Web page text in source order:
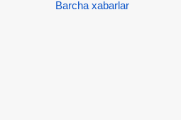
Barcha xabarlar